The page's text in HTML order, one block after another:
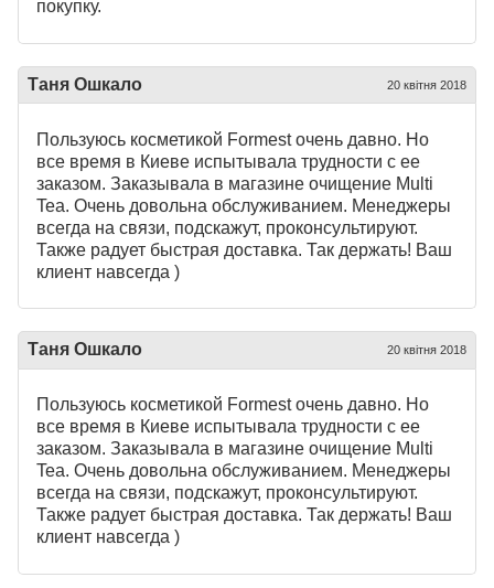
покупку.
Таня Ошкало 20 квітня 2018
Пользуюсь косметикой Formest очень давно. Но
все время в Киеве испытывала трудности с ее
заказом. Заказывала в магазине очищение Multi
Tea. Очень довольна обслуживанием. Менеджеры
всегда на связи, подскажут, проконсультируют.
Также радует быстрая доставка. Так держать! Ваш
клиент навсегда )
Таня Ошкало 20 квітня 2018
Пользуюсь косметикой Formest очень давно. Но
все время в Киеве испытывала трудности с ее
заказом. Заказывала в магазине очищение Multi
Tea. Очень довольна обслуживанием. Менеджеры
всегда на связи, подскажут, проконсультируют.
Также радует быстрая доставка. Так держать! Ваш
клиент навсегда )